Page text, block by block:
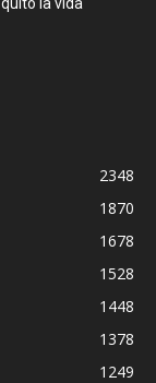
2348
1870
1678
1528
1448
1378
1249